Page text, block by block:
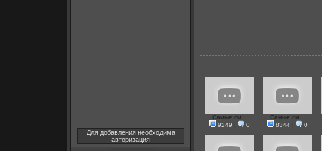
Для добавления необходима
авторизация
Самые см...
9249 | 0
Самые см...
8344| 0